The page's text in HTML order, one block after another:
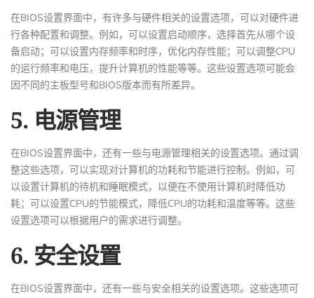
在BIOS设置界面中，有许多与硬件相关的设置选项，可以对硬件进
行各种配置和调整。例如，可以设置启动顺序，选择首先从哪个设
备启动；可以设置内存频率和时序，优化内存性能；可以调整CPU
的运行频率和电压，提升计算机的性能等等。这些设置选项可能会
因不同的主板型号和BIOS版本而有所差异。
5. 电源管理
在BIOS设置界面中，还有一些与电源管理相关的设置选项。通过调
整这些选项，可以实现对计算机的功耗和节能进行控制。例如，可
以设置计算机的待机和睡眠模式，以便在不使用计算机时降低功
耗；可以设置CPU的节能模式，降低CPU的功耗和温度等等。这些
设置选项可以根据用户的需求进行调整。
6. 安全设置
在BIOS设置界面中，还有一些与安全相关的设置选项。这些选项可